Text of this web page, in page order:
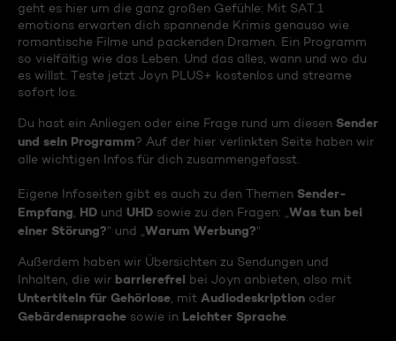
geht es hier um die ganz großen Gefühle: Mit SAT.1
emotions erwarten dich spannende Krimis genauso wie
romantische Filme und packenden Dramen. Ein Programm
so vielfältig wie das Leben. Und das alles, wann und wo du
es willst. Teste jetzt Joyn PLUS+ kostenlos und streame
sofort los.
Du hast ein Anliegen oder eine Frage rund um diesen Sender
und sein Programm? Auf der hier verlinkten Seite haben wir
alle wichtigen Infos für dich zusammengefasst.
Eigene Infoseiten gibt es auch zu den Themen Sender-
Empfang HD und UHD sowie zu den Fragen: „ Was tun bei
einer Störung?“ und „ Warum Werbung?“
Außerdem haben wir Übersichten zu Sendungen und
Inhalten, die wir barrierefrei bei Joyn anbieten, also mit
Untertiteln für Gehörlose , mit Audiodeskription oder
Gebärdensprache sowie in Leichter Sprache